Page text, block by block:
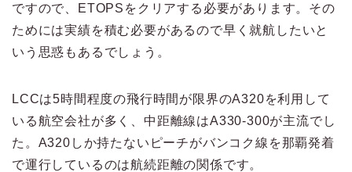
ですので、ETOPSをクリアする必要があります。その
ためには実績を積む必要があるので早く就航したいと
いう思惑もあるでしょう。
LCCは5時間程度の飛行時間が限界のA320を利用して
いる航空会社が多く、中距離線はA330-300が主流でし
た。A320しか持たないピーチがバンコク線を那覇発着
で運行しているのは航続距離の関係です。